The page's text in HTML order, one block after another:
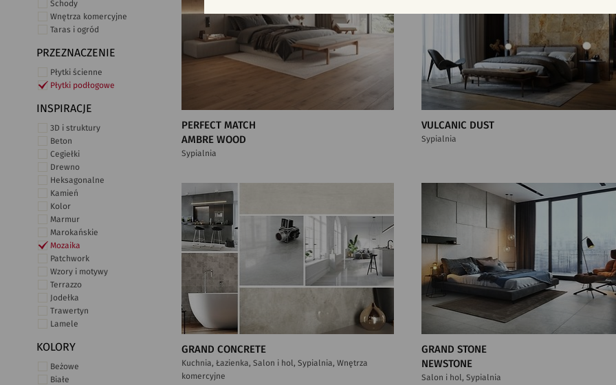
Schody
Wnętrza komercyjne
Taras i ogród
PRZEZNACZENIE
Płytki ścienne
Płytki podłogowe
INSPIRACJE
3D i struktury
Beton
Cegiełki
Drewno
Heksagonalne
Kamień
Kolor
Marmur
Marokańskie
Mozaika
Patchwork
Wzory i motywy
Terrazzo
Jodełka
Trawertyn
Lamele
KOLORY
Beżowe
Białe
PERFECT MATCH
AMBRE WOOD
Sypialnia
VULCANIC DUST
Sypialnia
GRAND CONCRETE
Kuchnia, Łazienka, Salon i hol, Sypialnia, Wnętrza
komercyjne
GRAND STONE
NEWSTONE
Salon i hol, Sypialnia